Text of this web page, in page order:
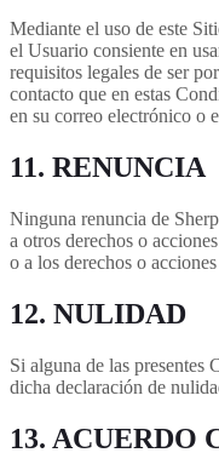
Mediante el uso de este
el Usuario consiente en
requisitos legales de ser
contacto que en estas
en su correo electrónico o
11. RENUNCIA
Ninguna renuncia de
a otros derechos o
o a los derechos o
12. NULIDAD
Si alguna de las presentes
dicha declaración de
13. ACUERDO